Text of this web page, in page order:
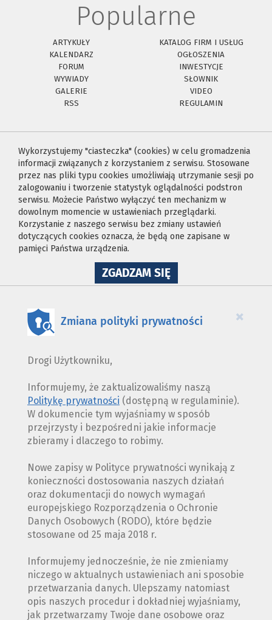
Popularne
ARTYKUŁY
KATALOG FIRM I USŁUG
KALENDARZ
OGŁOSZENIA
FORUM
INWESTYCJE
WYWIADY
SŁOWNIK
GALERIE
VIDEO
RSS
REGULAMIN
Wykorzystujemy "ciasteczka" (cookies) w celu gromadzenia
informacji związanych z korzystaniem z serwisu. Stosowane
przez nas pliki typu cookies umożliwiają utrzymanie sesji po
zalogowaniu i tworzenie statystyk oglądalności podstron
serwisu. Możecie Państwo wyłączyć ten mechanizm w
dowolnym momencie w ustawieniach przeglądarki.
Korzystanie z naszego serwisu bez zmiany ustawień
dotyczących cookies oznacza, że będą one zapisane w
pamięci Państwa urządzenia.
ZGADZAM SIĘNA
WYKORZYSTANIE
×
Zmiana polityki prywatności
Drogi Użytkowniku,
Informujemy, że zaktualizowaliśmy naszą
Politykę prywatności (dostępną w regulaminie).
W dokumencie tym wyjaśniamy w sposób
przejrzysty i bezpośredni jakie informacje
zbieramy i dlaczego to robimy.
Nowe zapisy w Polityce prywatności wynikają z
konieczności dostosowania naszych działań
oraz dokumentacji do nowych wymagań
europejskiego Rozporządzenia o Ochronie
Danych Osobowych (RODO), które będzie
stosowane od 25 maja 2018 r.
Informujemy jednocześnie, że nie zmieniamy
niczego w aktualnych ustawieniach ani sposobie
przetwarzania danych. Ulepszamy natomiast
opis naszych procedur i dokładniej wyjaśniamy,
jak przetwarzamy Twoje dane osobowe oraz